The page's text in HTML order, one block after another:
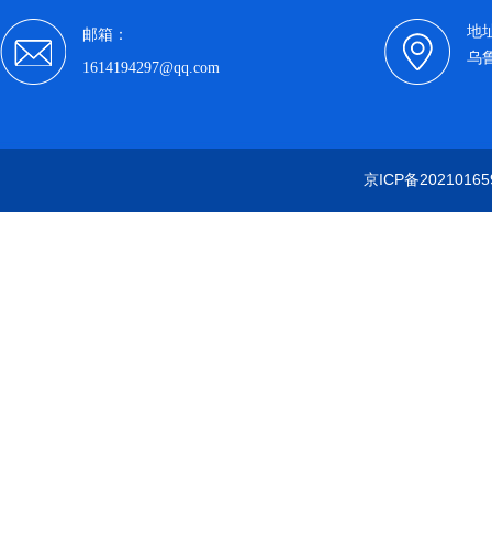
邮箱：
1614194297@qq.com
地
乌
京ICP备